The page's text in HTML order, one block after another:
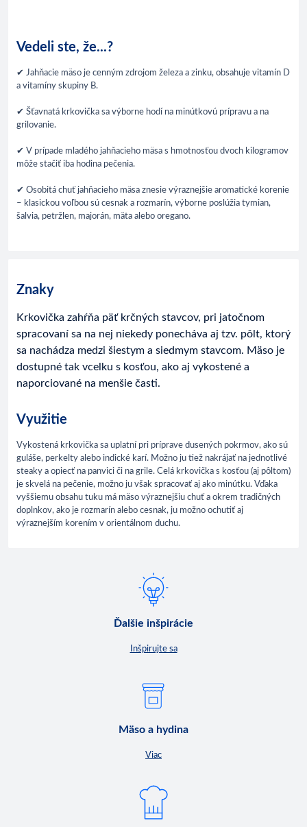
Vedeli ste, že...?
✔ Jahňacie mäso je cenným zdrojom železa a zinku, obsahuje vitamín D
a vitamíny skupiny B.
✔ Šťavnatá krkovička sa výborne hodí na minútkovú prípravu a na
grilovanie.
✔ V prípade mladého jahňacieho mäsa s hmotnosťou dvoch kilogramov
môže stačiť iba hodina pečenia.
✔ Osobitá chuť jahňacieho mäsa znesie výraznejšie aromatické korenie
– klasickou voľbou sú cesnak a rozmarín, výborne poslúžia tymian,
šalvia, petržlen, majorán, mäta alebo oregano.
Znaky
Krkovička zahŕňa päť krčných stavcov, pri jatočnom
spracovaní sa na nej niekedy ponecháva aj tzv. pôlt, ktorý
sa nachádza medzi šiestym a siedmym stavcom. Mäso je
dostupné tak vcelku s kosťou, ako aj vykostené a
naporciované na menšie časti.
Využitie
Vykostená krkovička sa uplatní pri príprave dusených pokrmov, ako sú
guláše, perkelty alebo indické karí. Možno ju tiež nakrájať na jednotlivé
steaky a opiecť na panvici či na grile. Celá krkovička s kosťou (aj pôltom)
je skvelá na pečenie, možno ju však spracovať aj ako minútku. Vďaka
vyššiemu obsahu tuku má mäso výraznejšiu chuť a okrem tradičných
doplnkov, ako je rozmarín alebo cesnak, ju možno ochutiť aj
výraznejším korením v orientálnom duchu.
Ďalšie inšpirácie
Inšpirujte sa
Mäso a hydina
Viac